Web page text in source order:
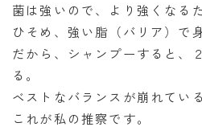
菌は強いので、より強くなる
ひそめ、強い脂（バリア）で
だから、シャンプーすると、
る。
ベストなバランスが崩れてい
これが私の推察です。